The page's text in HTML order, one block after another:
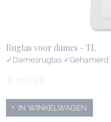
Rugtas voor dames - TL
✓Damesrugtas ✓Gehamerd
€ 100,99
IN WINKELWAGEN